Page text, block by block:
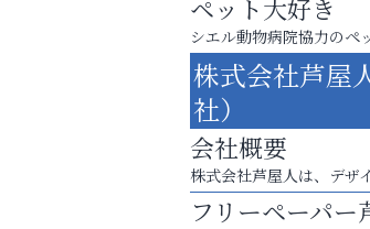
梅雨でカビが繁殖する前に
エアコン掃除は“今”が最
アクイール芦屋
ペット大好き
シエル動物病院協力のペ
株式会社芦屋
社）
会社概要
株式会社芦屋人は、デザ
フリーペーパー